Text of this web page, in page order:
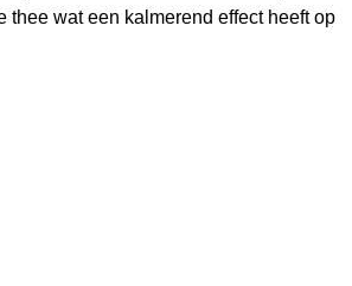
thee wat een kalmerend effect heeft op